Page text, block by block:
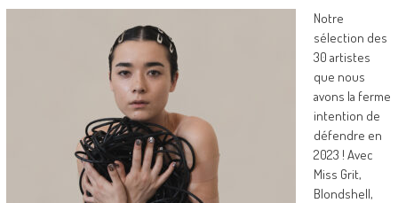
Notre
sélection des
30 artistes
que nous
avons la ferme
intention de
défendre en
2023 ! Avec
Miss Grit,
Blondshell,